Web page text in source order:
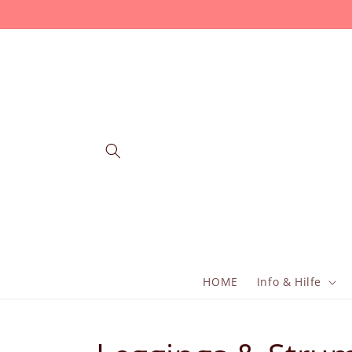
контенту
HOME Info & Hilfe